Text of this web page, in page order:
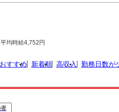
均時給4,752円
おすすめ 新着順 高収入 勤務日数が